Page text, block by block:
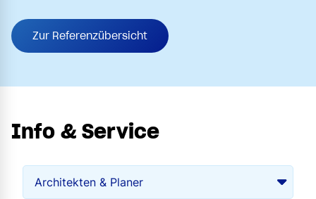
Zur Referenzübersicht
Info & Service